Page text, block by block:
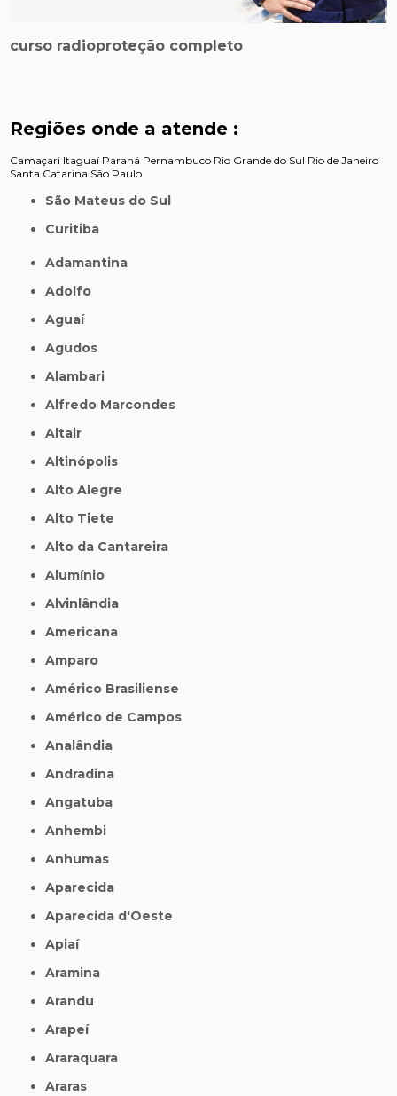
curso radioproteção completo
Regiões onde a atende :
Camaçari Itaguaí Paraná Pernambuco Rio Grande do Sul Rio de Janeiro
Santa Catarina São Paulo
São Mateus do Sul
Curitiba
Adamantina
Adolfo
Aguaí
Agudos
Alambari
Alfredo Marcondes
Altair
Altinópolis
Alto Alegre
Alto Tiete
Alto da Cantareira
Alumínio
Alvinlândia
Americana
Amparo
Américo Brasiliense
Américo de Campos
Analândia
Andradina
Angatuba
Anhembi
Anhumas
Aparecida
Aparecida d'Oeste
Apiaí
Aramina
Arandu
Arapeí
Araraquara
Araras